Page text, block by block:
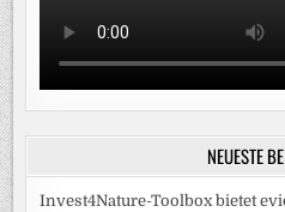
NEUESTE
Invest4Nature-Toolbox bietet